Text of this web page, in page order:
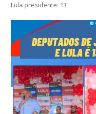
Lula presidente: 13